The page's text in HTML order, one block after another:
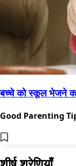
बच्चे को स्कूल भेजने का
Good Parenting